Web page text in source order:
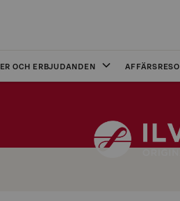
OCH ERBJUDANDEN